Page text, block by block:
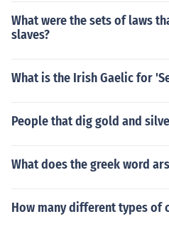
What were the sets of laws
slaves?
What is the Irish Gaelic for
People that dig gold and
What does the greek word
How many different types of